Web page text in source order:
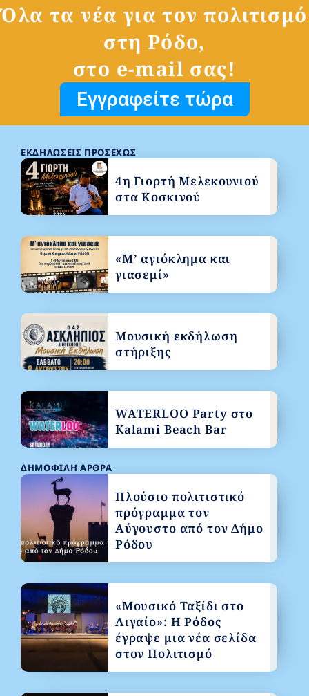
Όλα τα νέα για τον πολιτισμό
στη Ρόδο,
στο e-mail σας!
Εγγραφείτε τώρα
ΔΗΜΟΦΙΛΉ ΆΡΘΡΑ
Πλούσιο πολιτιστικό
πρόγραμμα τον
Αύγουστο από τον Δήμο
Ρόδου
«Μουσικό Ταξίδι στο
Αιγαίο»: Η Ρόδος
έγραψε μια νέα σελίδα
στον Πολιτισμό
ΕΚΔΗΛΏΣΕΙΣ ΠΡΟΣΕΧΏΣ
4η Γιορτή Μελεκουνιού
στα Κοσκινού
«Μ’ αγιόκλημα και
γιασεμί»
Μουσική εκδήλωση
στήριξης
WATERLOO Party στο
Kalami Beach Bar